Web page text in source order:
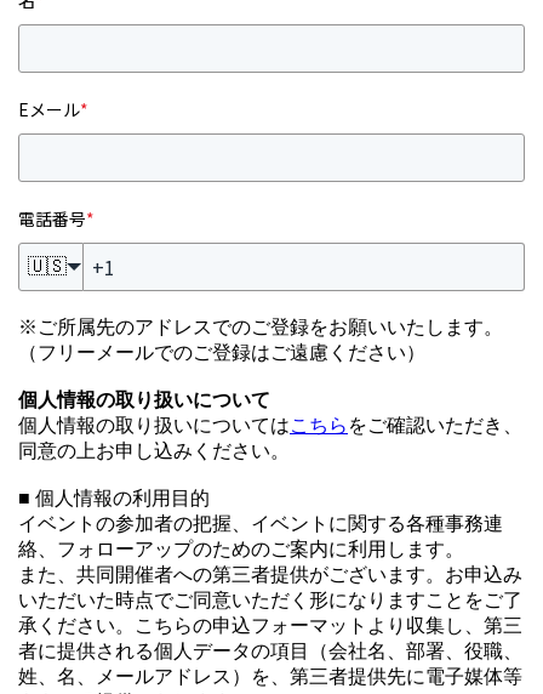
Eメール*
電話番号*
🇺🇸
※ご所属先のアドレスでのご登録をお願いいたします。
（フリーメールでのご登録はご遠慮ください）
個人情報の取り扱いについて
個人情報の取り扱いについてはこちら をご確認いただき、
同意の上お申し込みください。
■ 個人情報の利用目的
イベントの参加者の把握、イベントに関する各種事務連
絡、フォローアップのためのご案内に利用します。
また、共同開催者への第三者提供がございます。お申込み
いただいた時点でご同意いただく形になりますことをご了
承ください。こちらの申込フォーマットより収集し、第三
者に提供される個人データの項目（会社名、部署、役職、
姓、名、メールアドレス）を、第三者提供先に電子媒体等